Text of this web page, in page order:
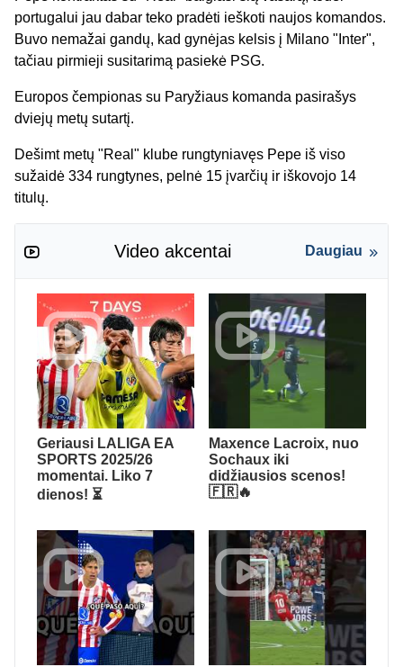
portugalui jau dabar teko pradėti ieškoti naujos komandos.
Buvo nemažai gandų, kad gynėjas kelsis į Milano "Inter",
tačiau pirmieji susitarimą pasiekė PSG.
Europos čempionas su Paryžiaus komanda pasirašys
dviejų metų sutartį.
Dešimt metų "Real" klube rungtyniavęs Pepe iš viso
sužaidė 334 rungtynes, pelnė 15 įvarčių ir iškovojo 14
titulų.
Video akcentai Daugiau
Geriausi LALIGA EA
SPORTS 2025/26
momentai. Liko 7
dienos! ⏳
Maxence Lacroix, nuo
Sochaux iki
didžiausios scenos!
🇫🇷🔥